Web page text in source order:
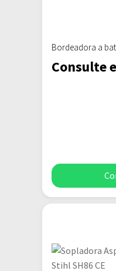
Bordeadora a
Consulte